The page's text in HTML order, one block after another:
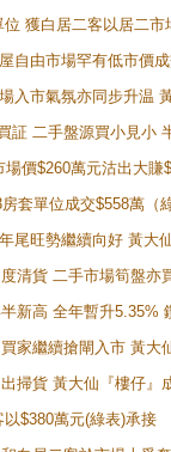
獲白居二客以居二市
自由市場罕有低市價
入市氣氛亦同步升温
証 二手盤源買小見小
價$260萬元沽出大賺
套單位成交$558萬（
尾旺勢繼續向好 黃
清貨 二手市場筍盤
新高 全年暫升5.35%
家繼續搶閘入市 黃
掃貨 黃大仙『樓仔
$380萬元(綠表)承接